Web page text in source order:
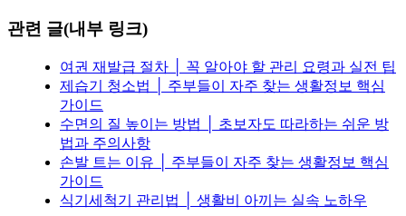
관련 글(내부 링크)
여권 재발급 절차 │ 꼭 알아야 할 관리 요령과 실전 팁
제습기 청소법 │ 주부들이 자주 찾는 생활정보 핵심
가이드
수면의 질 높이는 방법 │ 초보자도 따라하는 쉬운 방
법과 주의사항
손발 트는 이유 │ 주부들이 자주 찾는 생활정보 핵심
가이드
식기세척기 관리법 │ 생활비 아끼는 실속 노하우